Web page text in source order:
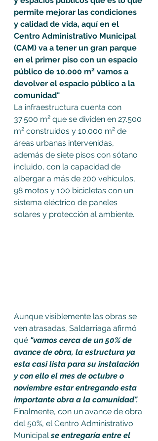
permite mejorar las condiciones
y calidad de vida, aquí en el
Centro Administrativo Municipal
(CAM) va a tener un gran parque
en el primer piso con un espacio
público de 10.000 m² vamos a
devolver el espacio público a la
comunidad"
La infraestructura cuenta con
37.500 m² que se dividen en 27.500
m² construidos y 10.000 m² de
áreas urbanas intervenidas,
además de siete pisos con sótano
incluido, con la capacidad de
albergar a más de 200 vehículos,
98 motos y 100 bicicletas con un
sistema eléctrico de paneles
solares y protección al ambiente.
Aunque visiblemente las obras se
ven atrasadas, Saldarriaga afirmó
qué "vamos cerca de un 50% de
avance de obra, la estructura ya
esta casi lista para su instalación
y con ello el mes de octubre o
noviembre estar entregando esta
importante obra a la comunidad".
Finalmente, con un avance de obra
del 50%, el Centro Administrativo
Municipal se entregaría entre el